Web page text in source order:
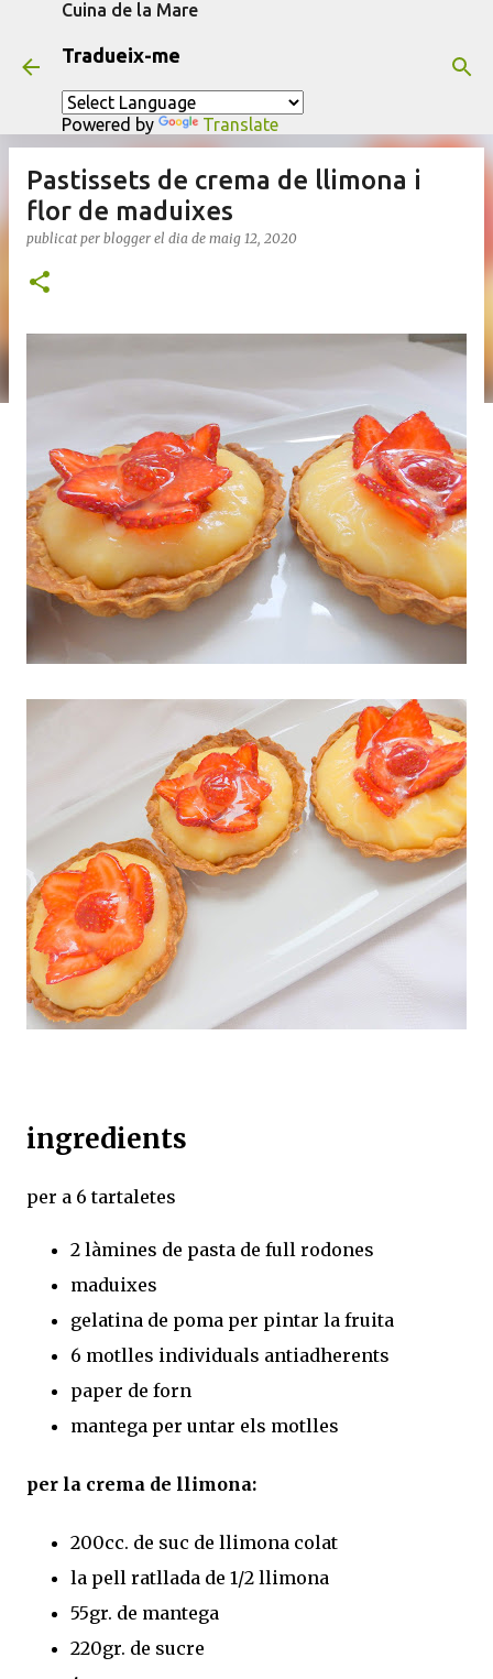
Cuina de la Mare
Tradueix-me
Powered by Translate
Pastissets de crema de llimona i
flor de maduixes
publicat per blogger el dia de maig 12, 2020
ingredients
per a 6 tartaletes
2 làmines de pasta de full rodones
maduixes
gelatina de poma per pintar la fruita
6 motlles individuals antiadherents
paper de forn
mantega per untar els motlles
per la crema de llimona:
200cc. de suc de llimona colat
la pell ratllada de 1/2 llimona
55gr. de mantega
220gr. de sucre